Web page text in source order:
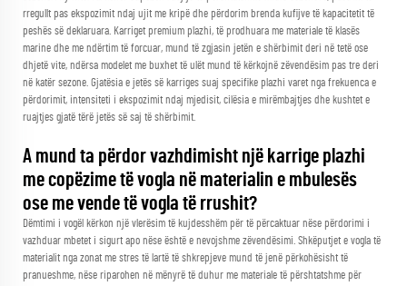
rregullt pas ekspozimit ndaj ujit me kripë dhe përdorim brenda kufijve të kapacitetit të
peshës së deklaruara. Karriget premium plazhi, të prodhuara me materiale të klasës
marine dhe me ndërtim të forcuar, mund të zgjasin jetën e shërbimit deri në tetë ose
dhjetë vite, ndërsa modelet me buxhet të ulët mund të kërkojnë zëvendësim pas tre deri
në katër sezone. Gjatësia e jetës së karriges suaj specifike plazhi varet nga frekuenca e
përdorimit, intensiteti i ekspozimit ndaj mjedisit, cilësia e mirëmbajtjes dhe kushtet e
ruajtjes gjatë tërë jetës së saj të shërbimit.
A mund ta përdor vazhdimisht një karrige plazhi
me copëzime të vogla në materialin e mbulesës
ose me vende të vogla të rrushit?
Dëmtimi i vogël kërkon një vlerësim të kujdesshëm për të përcaktuar nëse përdorimi i
vazhduar mbetet i sigurt apo nëse është e nevojshme zëvendësimi. Shkëputjet e vogla të
materialit nga zonat me stres të lartë të shkrepjeve mund të jenë përkohësisht të
pranueshme, nëse riparohen në mënyrë të duhur me materiale të përshtatshme për